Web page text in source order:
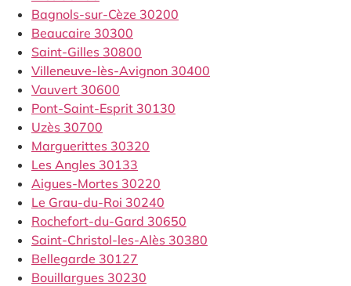
Bagnols-sur-Cèze 30200
Beaucaire 30300
Saint-Gilles 30800
Villeneuve-lès-Avignon 30400
Vauvert 30600
Pont-Saint-Esprit 30130
Uzès 30700
Marguerittes 30320
Les Angles 30133
Aigues-Mortes 30220
Le Grau-du-Roi 30240
Rochefort-du-Gard 30650
Saint-Christol-les-Alès 30380
Bellegarde 30127
Bouillargues 30230